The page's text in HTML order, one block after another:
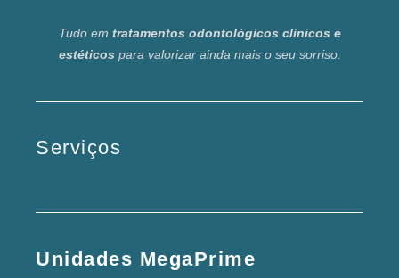
Tudo em tratamentos odontológicos clínicos e
estéticos para valorizar ainda mais o seu sorriso.
Serviços
Unidades MegaPrime